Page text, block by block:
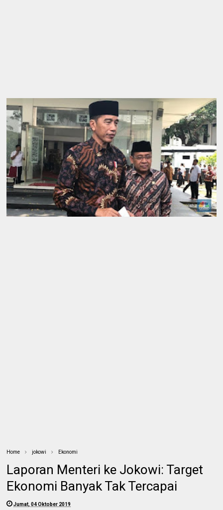
Home jokowi Ekonomi
Laporan Menteri ke Jokowi: Target
Ekonomi Banyak Tak Tercapai
Jumat, 04 Oktober 2019